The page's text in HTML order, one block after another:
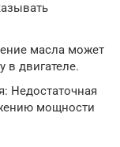
масла может
двигателе.
Недостаточная
мощности